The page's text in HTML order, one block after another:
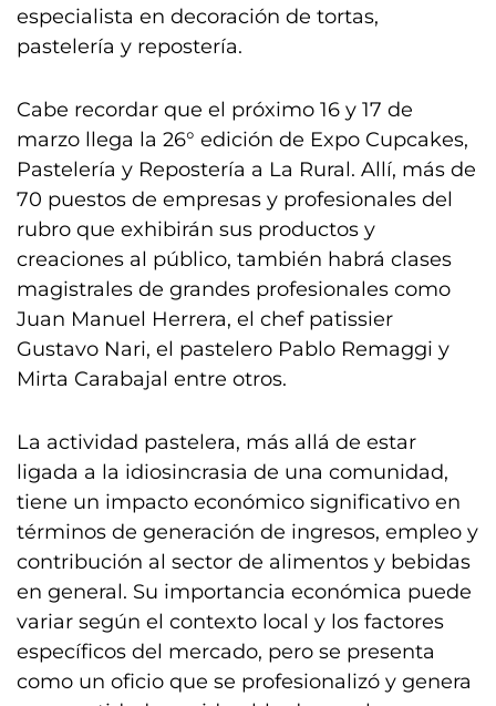
especialista en decoración de tortas,
pastelería y repostería.
Cabe recordar que el próximo 16 y 17 de
marzo llega la 26° edición de Expo Cupcakes,
Pastelería y Repostería a La Rural. Allí, más de
70 puestos de empresas y profesionales del
rubro que exhibirán sus productos y
creaciones al público, también habrá clases
magistrales de grandes profesionales como
Juan Manuel Herrera, el chef patissier
Gustavo Nari, el pastelero Pablo Remaggi y
Mirta Carabajal entre otros.
La actividad pastelera, más allá de estar
ligada a la idiosincrasia de una comunidad,
tiene un impacto económico significativo en
términos de generación de ingresos, empleo y
contribución al sector de alimentos y bebidas
en general. Su importancia económica puede
variar según el contexto local y los factores
específicos del mercado, pero se presenta
como un oficio que se profesionalizó y genera